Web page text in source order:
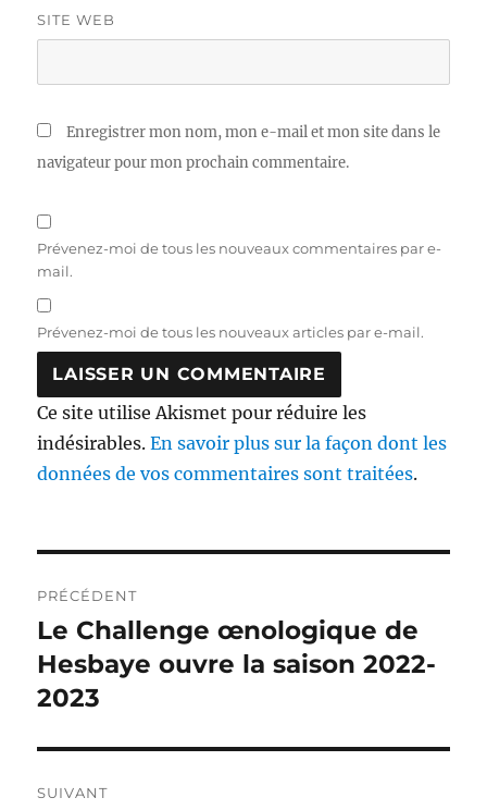
SITE WEB
Enregistrer mon nom, mon e-mail et mon site dans le
navigateur pour mon prochain commentaire.
Prévenez-moi de tous les nouveaux commentaires par e-
mail.
Prévenez-moi de tous les nouveaux articles par e-mail.
Ce site utilise Akismet pour réduire les
indésirables.En savoir plus sur la façon dont les
données de vos commentaires sont traitées.
de
l’article
PRÉCÉDENT
Publication
précédente :
Le Challenge œnologique de
Hesbaye ouvre la saison 2022-
2023
SUIVANT